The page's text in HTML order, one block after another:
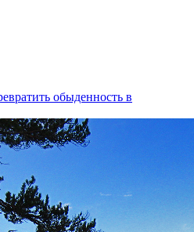
обыденность в